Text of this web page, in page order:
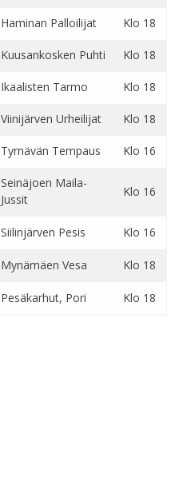
Haminan Palloilijat Klo 18
Kuusankosken Puhti Klo 18
Ikaalisten Tarmo Klo 18
Viinijärven Urheilijat Klo 18
Tyrnävän Tempaus Klo 16
Seinäjoen Maila-
Jussit
Klo 16
Siilinjärven Pesis Klo 16
Mynämäen Vesa Klo 18
Pesäkarhut, Pori Klo 18